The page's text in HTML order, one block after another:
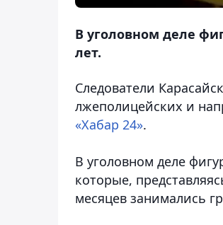
В уголовном деле
лет.
Следователи
лжеполицейских и
«Хабар 24».
В уголовном деле
которые,
месяцев занимались